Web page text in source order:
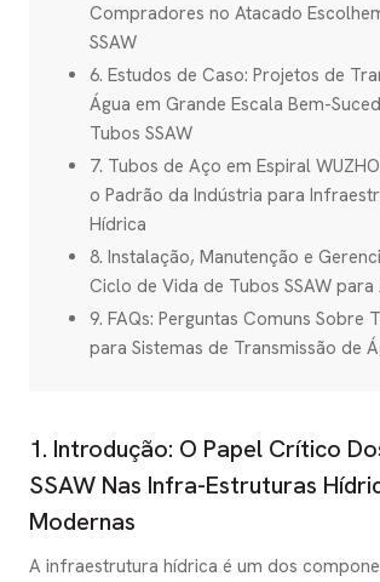
Compradores no Atacado
SSAW
6. Estudos de Caso: Projetos de
Água em Grande Escala Bem-
Tubos SSAW
7. Tubos de Aço em Espiral
o Padrão da Indústria para
Hídrica
8. Instalação, Manutenção e
Ciclo de Vida de Tubos SSAW para
9. FAQs: Perguntas Comuns Sobre
para Sistemas de Transmissão de
1. Introdução: O Papel Crítico
SSAW Nas Infra-Estruturas
Modernas
A infraestrutura hídrica é um dos